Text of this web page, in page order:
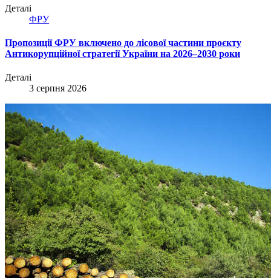
Деталі
ФРУ
Пропозиції ФРУ включено до лісової частини проєкту
Антикорупційної стратегії України на 2026–2030 роки
Деталі
3 серпня 2026